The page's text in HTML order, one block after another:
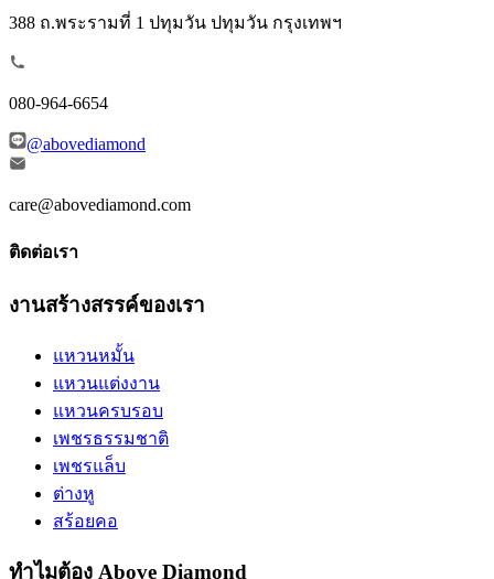
388 ถ.พระรามที่ 1 ปทุมวัน ปทุมวัน กรุงเทพฯ
080-964-6654
@abovediamond
care@abovediamond.com
ติดต่อเรา
งานสร้างสรรค์ของเรา
แหวนหมั้น
แหวนแต่งงาน
แหวนครบรอบ
เพชรธรรมชาติ
เพชรแล็บ
ต่างหู
สร้อยคอ
ทำไมต้อง Above Diamond